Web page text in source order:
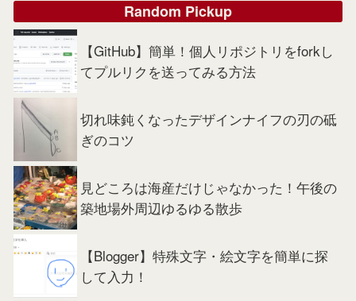
Random Pickup
【GitHub】簡単！個人リポジトリをforkし
てプルリクを送ってみる方法
切れ味鈍くなったデザインナイフの刃の砥
ぎのコツ
見どころは海産だけじゃなかった！午後の
築地場外周辺ゆるゆる散歩
【Blogger】特殊文字・絵文字を簡単に探
して入力！